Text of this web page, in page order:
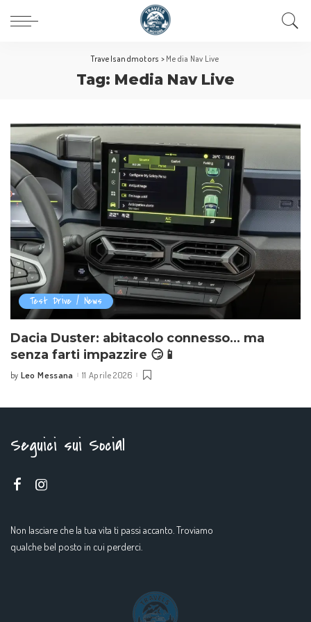
Travelsandmotors > Media Nav Live
Tag: Media Nav Live
Test Drive / News
Dacia Duster: abitacolo connesso… ma
senza farti impazzire 😏📱
by Leo Messana 11 Aprile 2026
Seguici sui Social
Non lasciare che la tua vita ti passi accanto. Troviamo
qualche bel posto in cui perderci.